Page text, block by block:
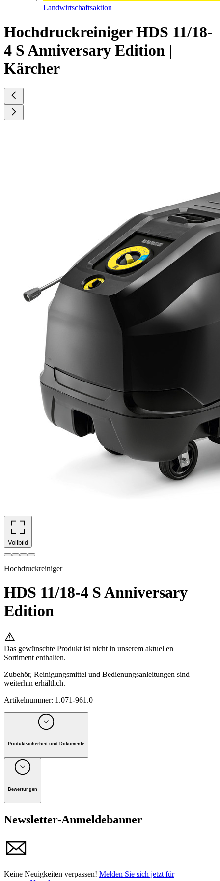
Landwirtschaftsaktion
Hochdruckreiniger HDS 11/18-
4 S Anniversary Edition |
Kärcher
Vollbild
Hochdruckreiniger
HDS 11/18-4 S Anniversary
Edition
Das gewünschte Produkt ist nicht in unserem aktuellen
Sortiment enthalten.
Zubehör, Reinigungsmittel und Bedienungsanleitungen sind
weiterhin erhältlich.
Artikelnummer: 1.071-961.0
Produktsicherheit und Dokumente
Unternehmen: Alfred Kärcher GmbH, Maculangasse 4, A-
1220 Wien
Bewertungen
Newsletter-Anmeldebanner
Keine Neuigkeiten verpassen! Melden Sie sich jetzt für